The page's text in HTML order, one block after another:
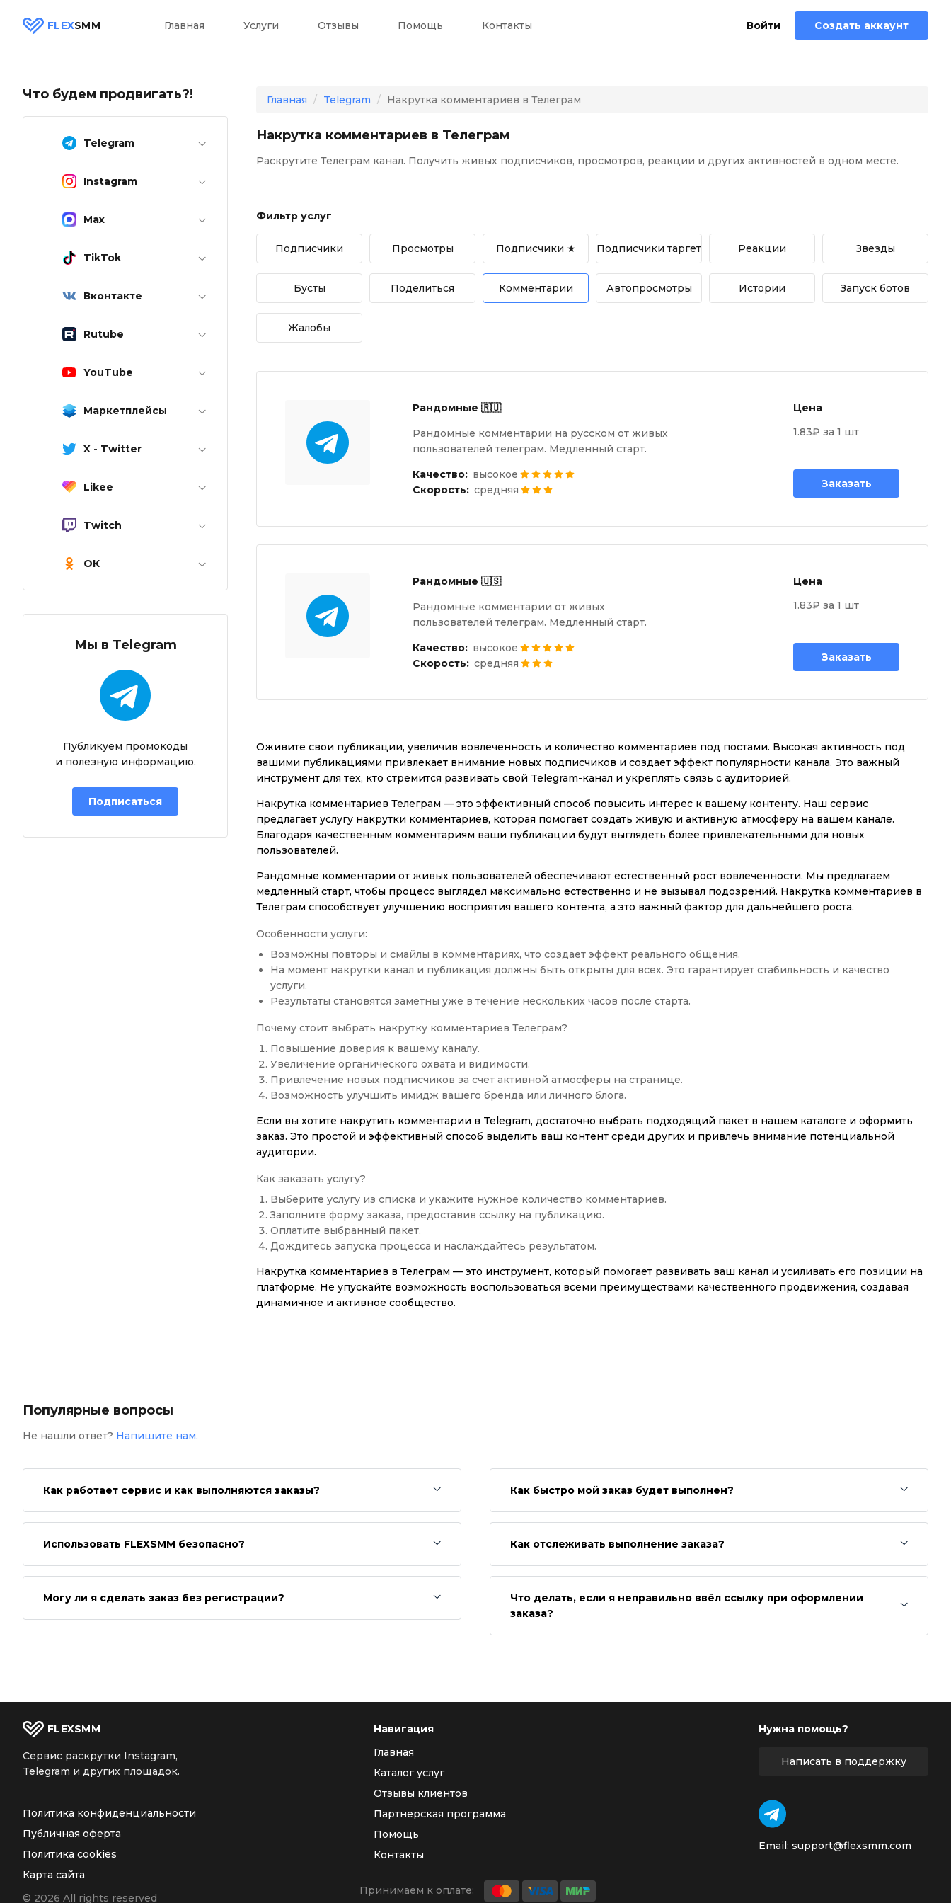
FLEXSMM Главная Услуги Отзывы Помощь Контакты Войти Создать аккаунт
Что будем продвигать?!
Telegram
Instagram
Max
TikTok
Вконтакте
Rutube
YouTube
Маркетплейсы
X - Twitter
Likee
Twitch
ОК
Мы в Telegram
Публикуем промокоды
и полезную информацию.
Подписаться
Главная Telegram Накрутка комментариев в Телеграм
Накрутка комментариев в Телеграм
Раскрутите Телеграм канал. Получить живых подписчиков, просмотров, реакции и других активностей в одном месте.
Фильтр услуг
Подписчики Просмотры Подписчики ★ Подписчики таргет Реакции Звезды
Бусты Поделиться Комментарии Автопросмотры Истории Запуск ботов
Жалобы
Рандомные 🇷🇺
Рандомные комментарии на русском от живых
пользователей телеграм. Медленный старт.
Качество: высокое
Скорость: средняя
Цена
1.83₽ за 1 шт
Заказать
Рандомные 🇺🇸
Рандомные комментарии от живых
пользователей телеграм. Медленный старт.
Качество: высокое
Скорость: средняя
Цена
1.83₽ за 1 шт
Заказать
Оживите свои публикации, увеличив вовлеченность и количество комментариев под постами. Высокая активность под
вашими публикациями привлекает внимание новых подписчиков и создает эффект популярности канала. Это важный
инструмент для тех, кто стремится развивать свой Telegram-канал и укреплять связь с аудиторией.
Накрутка комментариев Телеграм — это эффективный способ повысить интерес к вашему контенту. Наш сервис
предлагает услугу накрутки комментариев, которая помогает создать живую и активную атмосферу на вашем канале.
Благодаря качественным комментариям ваши публикации будут выглядеть более привлекательными для новых
пользователей.
Рандомные комментарии от живых пользователей обеспечивают естественный рост вовлеченности. Мы предлагаем
медленный старт, чтобы процесс выглядел максимально естественно и не вызывал подозрений. Накрутка комментариев в
Телеграм способствует улучшению восприятия вашего контента, а это важный фактор для дальнейшего роста.
Особенности услуги:
Возможны повторы и смайлы в комментариях, что создает эффект реального общения.
На момент накрутки канал и публикация должны быть открыты для всех. Это гарантирует стабильность и качество
услуги.
Результаты становятся заметны уже в течение нескольких часов после старта.
Почему стоит выбрать накрутку комментариев Телеграм?
Повышение доверия к вашему каналу.
Увеличение органического охвата и видимости.
Привлечение новых подписчиков за счет активной атмосферы на странице.
Возможность улучшить имидж вашего бренда или личного блога.
Если вы хотите накрутить комментарии в Telegram, достаточно выбрать подходящий пакет в нашем каталоге и оформить
заказ. Это простой и эффективный способ выделить ваш контент среди других и привлечь внимание потенциальной
аудитории.
Как заказать услугу?
Выберите услугу из списка и укажите нужное количество комментариев.
Заполните форму заказа, предоставив ссылку на публикацию.
Оплатите выбранный пакет.
Дождитесь запуска процесса и наслаждайтесь результатом.
Накрутка комментариев в Телеграм — это инструмент, который помогает развивать ваш канал и усиливать его позиции на
платформе. Не упускайте возможность воспользоваться всеми преимуществами качественного продвижения, создавая
динамичное и активное сообщество.
Популярные вопросы
Не нашли ответ? Напишите нам.
Как работает сервис и как выполняются заказы? Как быстро мой заказ будет выполнен?
Использовать FLEXSMM безопасно? Как отслеживать выполнение заказа?
Могу ли я сделать заказ без регистрации?
Что делать, если я неправильно ввёл ссылку при оформлении
заказа?
FLEXSMM
Сервис раскрутки Instagram,
Telegram и других площадок.
Политика конфиденциальности
Публичная оферта
Политика cookies
Карта сайта
© 2026 All rights reserved
Навигация
Главная
Каталог услуг
Отзывы клиентов
Партнерская программа
Помощь
Контакты
Принимаем к оплате:
Нужна помощь?
Написать в поддержку
Email: support@flexsmm.com